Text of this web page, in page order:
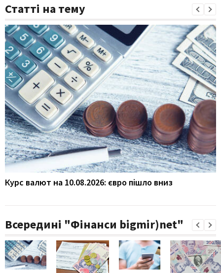
Статті на тему
Курс валют на 10.08.2026: євро пішло вниз
Всередині "Фінанси bigmir)net"